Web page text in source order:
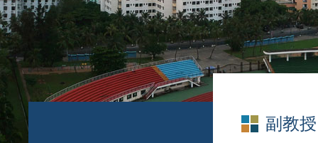
副教授